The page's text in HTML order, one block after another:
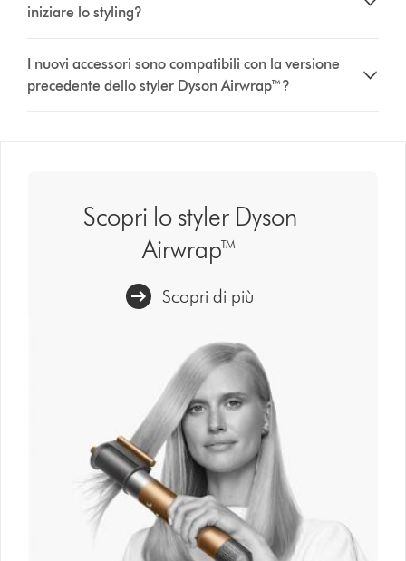
iniziare lo styling?
I nuovi accessori sono compatibili con la versione
precedente dello styler Dyson Airwrap™?
Scopri lo styler Dyson
Airwrap™
Scopri di più